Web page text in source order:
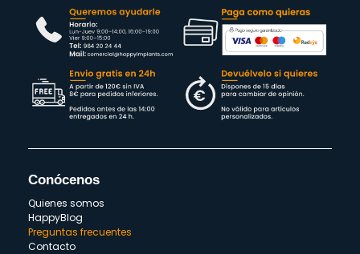
Conócenos
Quienes somos
HappyBlog
Preguntas frecuentes
Contacto